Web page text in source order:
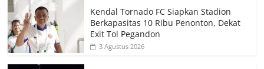
Kendal Tornado FC Siapkan Stadion
Berkapasitas 10 Ribu Penonton, Dekat
Exit Tol Pegandon
3 Agustus 2026